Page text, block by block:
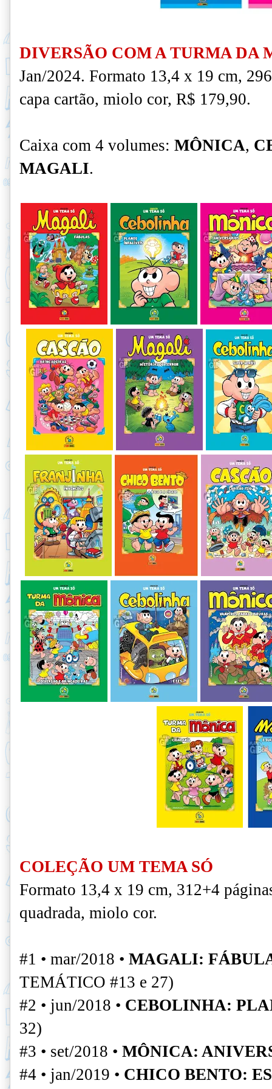
DIVERSÃO COM A TURMA DA
Jan/2024. Formato 13,4 x 19 cm,
capa cartão, miolo cor, R$ 179,90.
Caixa com 4 volumes: MÔNICA,
MAGALI.
COLEÇÃO UM TEMA SÓ
Formato 13,4 x 19 cm, 312+4
quadrada, miolo cor.
#1 • mar/2018 • MAGALI:
TEMÁTICO #13 e 27)
#2 • jun/2018 • CEBOLINHA:
32)
#3 • set/2018 • MÔNICA:
#4 • jan/2019 • CHICO BENTO: